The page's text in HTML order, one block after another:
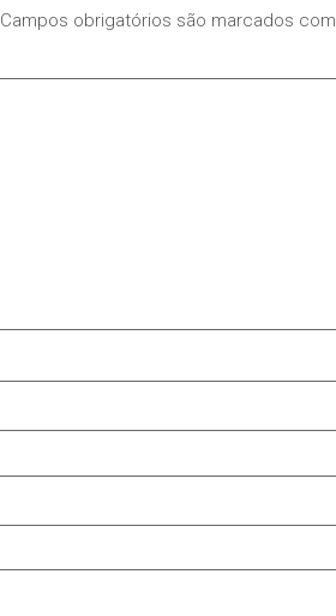
Campos obrigatórios são marcados com